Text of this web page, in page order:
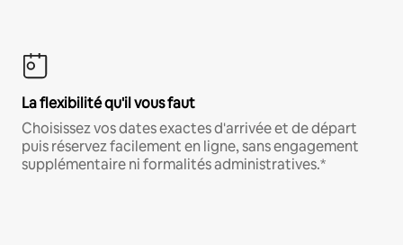
La flexibilité qu'il vous faut
Choisissez vos dates exactes d'arrivée et de départ
puis réservez facilement en ligne, sans engagement
supplémentaire ni formalités administratives.*